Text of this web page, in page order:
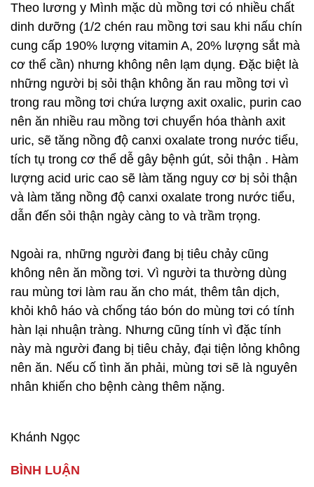
Theo lương y Mình mặc dù mồng tơi có nhiều chất
dinh dưỡng (1/2 chén rau mồng tơi sau khi nấu chín
cung cấp 190% lượng vitamin A, 20% lượng sắt mà
cơ thể cần) nhưng không nên lạm dụng. Đặc biệt là
những người bị sỏi thận không ăn rau mồng tơi vì
trong rau mồng tơi chứa lượng axit oxalic, purin cao
nên ăn nhiều rau mồng tơi chuyển hóa thành axit
uric, sẽ tăng nồng độ canxi oxalate trong nước tiểu,
tích tụ trong cơ thể dễ gây bệnh gút, sỏi thận . Hàm
lượng acid uric cao sẽ làm tăng nguy cơ bị sỏi thận
và làm tăng nồng độ canxi oxalate trong nước tiểu,
dẫn đến sỏi thận ngày càng to và trầm trọng.
Ngoài ra, những người đang bị tiêu chảy cũng
không nên ăn mồng tơi. Vì người ta thường dùng
rau mùng tơi làm rau ăn cho mát, thêm tân dịch,
khỏi khô háo và chống táo bón do mùng tơi có tính
hàn lại nhuận tràng. Nhưng cũng tính vì đặc tính
này mà người đang bị tiêu chảy, đại tiện lỏng không
nên ăn. Nếu cố tình ăn phải, mùng tơi sẽ là nguyên
nhân khiến cho bệnh càng thêm nặng.
Khánh Ngọc